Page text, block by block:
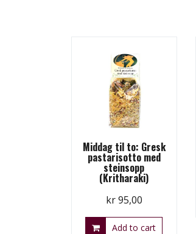
Middag til to: Gresk
pastarisotto med
steinsopp
(Kritharaki)
kr95,00
Add to cart